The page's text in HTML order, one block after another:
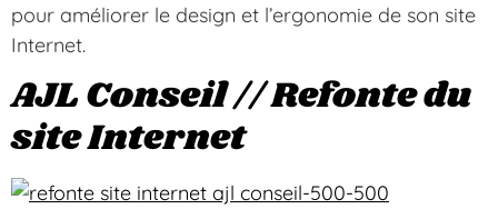
pour améliorer le design et l’ergonomie de son site
Internet.
AJL Conseil // Refonte du
site Internet